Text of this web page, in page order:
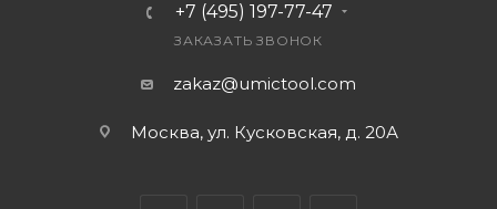
+7 (495) 197-77-47
ЗАКАЗАТЬ ЗВОНОК
zakaz@umictool.com
Москва, ул. Кусковская, д. 20А